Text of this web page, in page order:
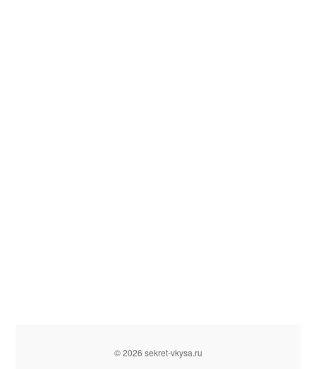
© 2026 sekret-vkysa.ru